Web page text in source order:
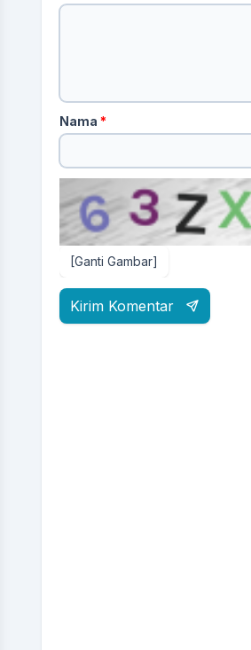
Nama *
[Ganti Gambar]
Kirim Komentar